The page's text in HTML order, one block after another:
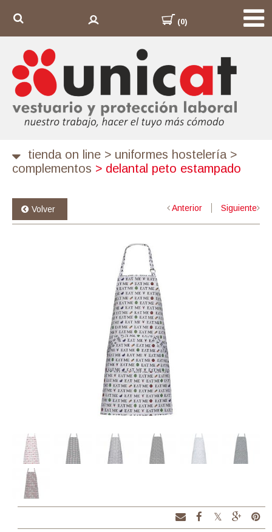
(0)
tienda on line > uniformes hostelería >
complementos > delantal peto estampado
Volver Anterior Siguiente